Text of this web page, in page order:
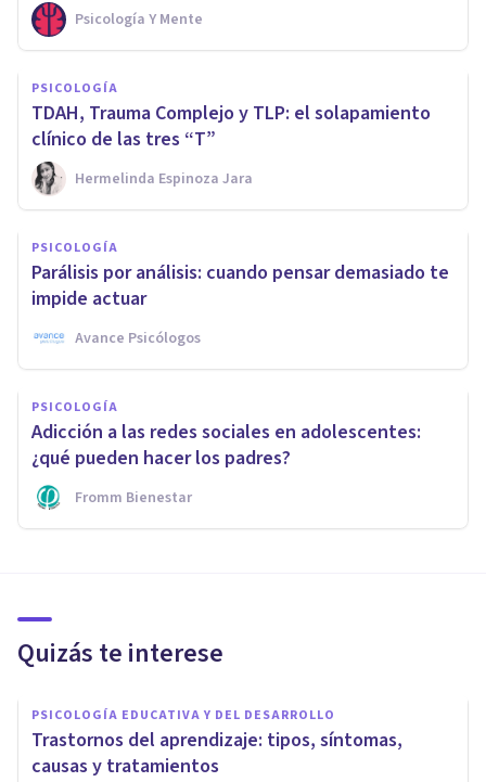
Psicología Y Mente
PSICOLOGÍA
TDAH, Trauma Complejo y TLP: el solapamiento
clínico de las tres “T”
Hermelinda Espinoza Jara
PSICOLOGÍA
Parálisis por análisis: cuando pensar demasiado te
impide actuar
Avance Psicólogos
PSICOLOGÍA
Adicción a las redes sociales en adolescentes:
¿qué pueden hacer los padres?
Fromm Bienestar
Quizás te interese
PSICOLOGÍA EDUCATIVA Y DEL DESARROLLO
Trastornos del aprendizaje: tipos, síntomas,
causas y tratamientos